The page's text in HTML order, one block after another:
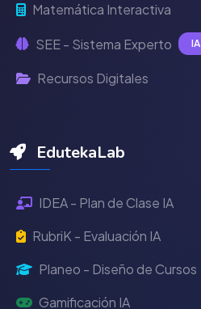
Matemática Interactiva
SEE - Sistema Experto IA
Recursos Digitales
EdutekaLab
IDEA - Plan de Clase IA
RubriK - Evaluación IA
Planeo - Diseño de Cursos
Gamificación IA